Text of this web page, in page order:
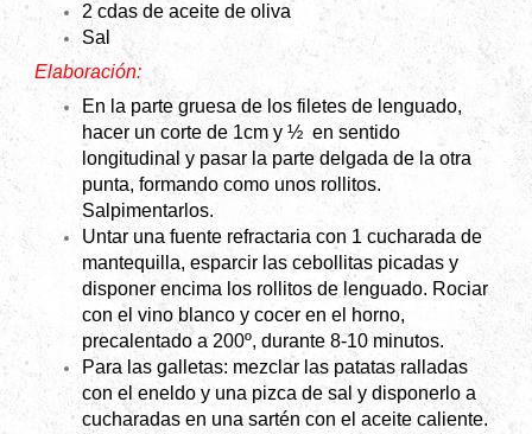
2 cdas de aceite de oliva
Sal
Elaboración:
En la parte gruesa de los filetes de lenguado,
hacer un corte de 1cm y ½ en sentido
longitudinal y pasar la parte delgada de la otra
punta, formando como unos rollitos.
Salpimentarlos.
Untar una fuente refractaria con 1 cucharada de
mantequilla, esparcir las cebollitas picadas y
disponer encima los rollitos de lenguado. Rociar
con el vino blanco y cocer en el horno,
precalentado a 200º, durante 8-10 minutos.
Para las galletas: mezclar las patatas ralladas
con el eneldo y una pizca de sal y disponerlo a
cucharadas en una sartén con el aceite caliente.